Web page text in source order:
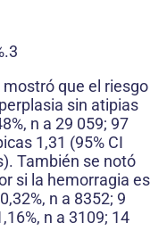
que el riesgo
sin atipias
n a 29 059; 97
1,31 (95% CI
También se notó
si la hemorragia es
n a 8352; 9
n a 3109; 14